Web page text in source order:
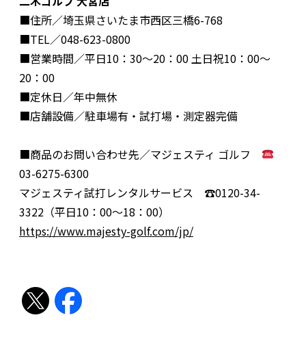
■住所／埼玉県さいたま市西区三橋6-768
■TEL／048-623-0800
■営業時間／平日10：30〜20：00 土日祝10：00〜
20：00
■定休日／年中無休
■店舗設備／駐車場有・試打場・測定器完備
■商品のお問い合わせ先／マジェスティ ゴルフ
03-6275-6300
マジェスティ試打レンタルサービス ☎︎0120-34-
3322（平日10：00〜18：00）
https://www.majesty-golf.com/jp/